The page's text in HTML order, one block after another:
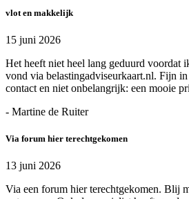
vlot en makkelijk
15 juni 2026
Het heeft niet heel lang geduurd voordat
vond via belastingadviseurkaart.nl. Fijn
contact en niet onbelangrijk: een mooie
- Martine de Ruiter
Via forum hier terechtgekomen
13 juni 2026
Via een forum hier terechtgekomen. Blij